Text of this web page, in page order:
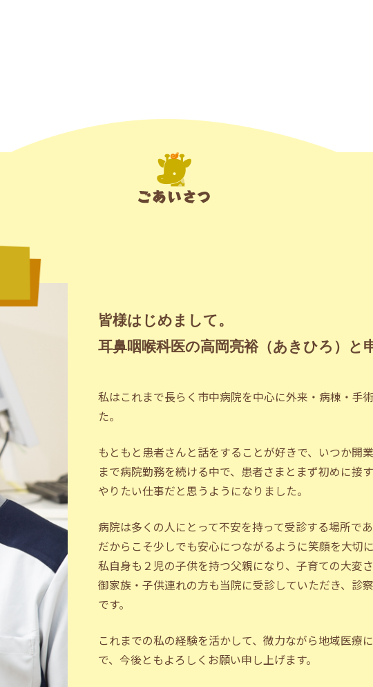
皆様はじめまして。
耳鼻咽喉科医の高岡亮裕（あきひろ）と
私はこれまで長らく市中病院を中心に外来・病棟・手
た。
もともと患者さんと話をすることが好きで、いつか開
まで病院勤務を続ける中で、患者さまとまず初めに接
やりたい仕事だと思うようになりました。
病院は多くの人にとって不安を持って受診する場所であ
だからこそ少しでも安心につながるように笑顔を大切
私自身も２児の子供を持つ父親になり、子育ての大変
御家族・子供連れの方も当院に受診していただき、診
です。
これまでの私の経験を活かして、微力ながら地域医療
で、今後ともよろしくお願い申し上げます。